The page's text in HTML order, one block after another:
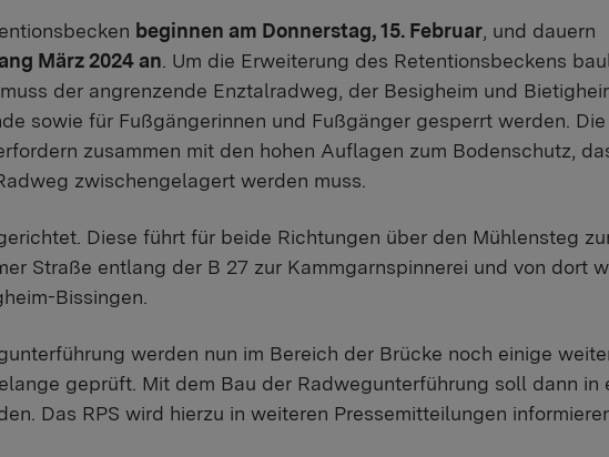
beginnen am Donnerstag, 15. Februar, und dauern
März 2024 an. Um die Erweiterung des Retentionsbeckens
der angrenzende Enztalradweg, der Besigheim und
sowie für Fußgängerinnen und Fußgänger gesperrt werden. Die
zusammen mit den hohen Auflagen zum Bodenschutz,
zwischengelagert werden muss.
Diese führt für beide Richtungen über den Mühlensteg
Straße entlang der B 27 zur Kammgarnspinnerei und von dort
Bissingen.
werden nun im Bereich der Brücke noch einige
geprüft. Mit dem Bau der Radwegunterführung soll dann in
Das RPS wird hierzu in weiteren Pressemitteilungen